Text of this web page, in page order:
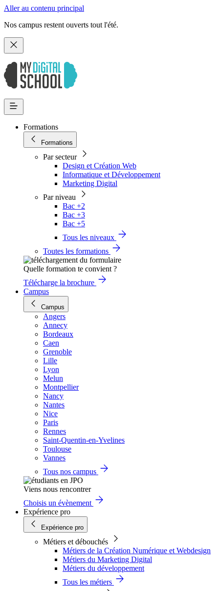
Aller au contenu principal
Nos campus restent ouverts tout l'été.
Formations
Formations
Par secteur
Design et Création Web
Informatique et Développement
Marketing Digital
Par niveau
Bac +2
Bac +3
Bac +5
Tous les niveaux
Toutes les formations
Quelle formation te convient ?
Télécharge la brochure
Campus
Campus
Angers
Annecy
Bordeaux
Caen
Grenoble
Lille
Lyon
Melun
Montpellier
Nancy
Nantes
Nice
Paris
Rennes
Saint-Quentin-en-Yvelines
Toulouse
Vannes
Tous nos campus
Viens nous rencontrer
Choisis un évènement
Expérience pro
Expérience pro
Métiers et débouchés
Métiers de la Création Numérique et Webdesign
Métiers du Marketing Digital
Métiers du développement
Tous les métiers